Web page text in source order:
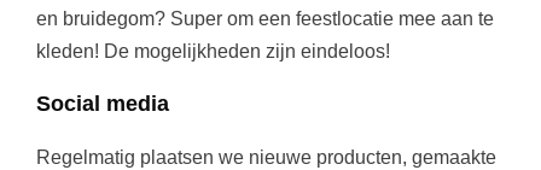
en bruidegom? Super om een feestlocatie mee aan te
kleden! De mogelijkheden zijn eindeloos!
Social media
Regelmatig plaatsen we nieuwe producten, gemaakte